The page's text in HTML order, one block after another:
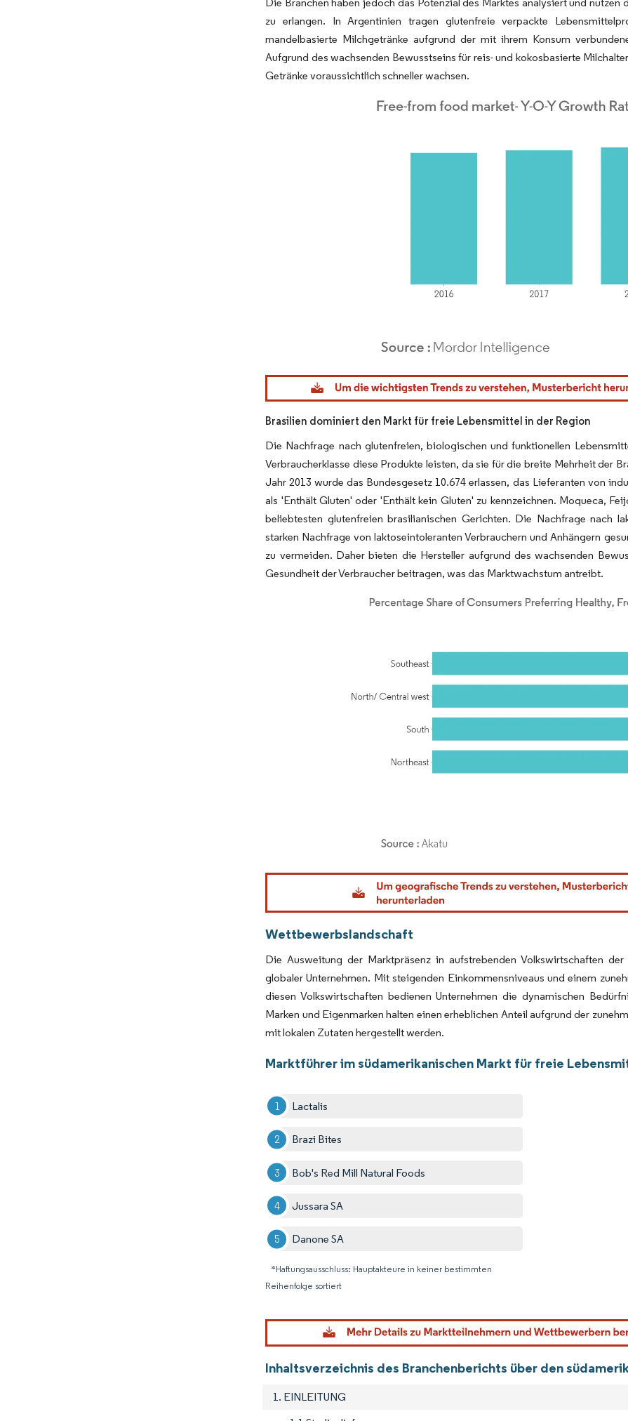
zu erlangen. In Argentinien tragen glutenfreie verpackte
mandelbasierte Milchgetränke aufgrund der mit ihrem Konsum
Aufgrund des wachsenden Bewusstseins für reis- und kokosbasierte
Getränke voraussichtlich schneller wachsen.
Bild © Mordor Intelligence. Wiederverwendung erfordert Namensnennung gemäß CC BY 4.0.
Brasilien dominiert den Markt für freie Lebensmittel in der Region
Die Nachfrage nach glutenfreien, biologischen und funktionellen
Verbraucherklasse diese Produkte leisten, da sie für die breite Mehrheit der
Jahr 2013 wurde das Bundesgesetz 10.674 erlassen, das Lieferanten von
als 'Enthält Gluten' oder 'Enthält kein Gluten' zu kennzeichnen. Moqueca,
beliebtesten glutenfreien brasilianischen Gerichten. Die Nachfrage nach
starken Nachfrage von laktoseintoleranten Verbrauchern und Anhängern
zu vermeiden. Daher bieten die Hersteller aufgrund des wachsenden
Gesundheit der Verbraucher beitragen, was das Marktwachstum antreibt.
Bild © Mordor Intelligence. Wiederverwendung erfordert Namensnennung gemäß CC BY 4.0.
Wettbewerbslandschaft
Die Ausweitung der Marktpräsenz in aufstrebenden Volkswirtschaften
globaler Unternehmen. Mit steigenden Einkommensniveaus und einem
diesen Volkswirtschaften bedienen Unternehmen die dynamischen
Marken und Eigenmarken halten einen erheblichen Anteil aufgrund der
mit lokalen Zutaten hergestellt werden.
Marktführer im südamerikanischen Markt für freie
Lactalis
Brazi Bites
Bob's Red Mill Natural Foods
Jussara SA
Danone SA
*Haftungsausschluss: Hauptakteure in keiner bestimmten
Reihenfolge sortiert
Bild ©
Inhaltsverzeichnis des Branchenberichts über den
1. EINLEITUNG